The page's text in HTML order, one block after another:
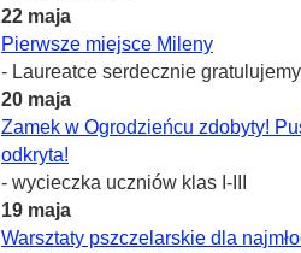
22 maja
Pierwsze miejsce Mileny
- Laureatce serdecznie
20 maja
Zamek w Ogrodzieńcu zdobyty!
odkryta!
- wycieczka uczniów klas I-III
19 maja
Warsztaty pszczelarskie dla